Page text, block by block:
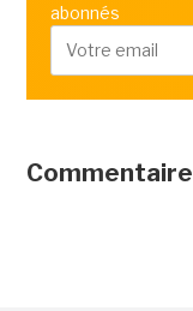
abonnés
Commentaire